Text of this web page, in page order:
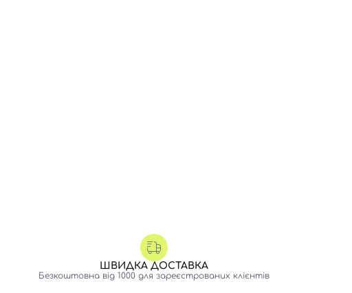
ШВИДКА ДОСТАВКА
Безкоштовна від 1000 для зареєстрованих клієнтів